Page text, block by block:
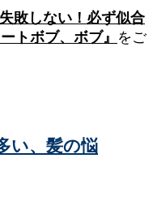
失敗しない！必ず似合
トボブ、ボブ』 をご
い、髪の悩